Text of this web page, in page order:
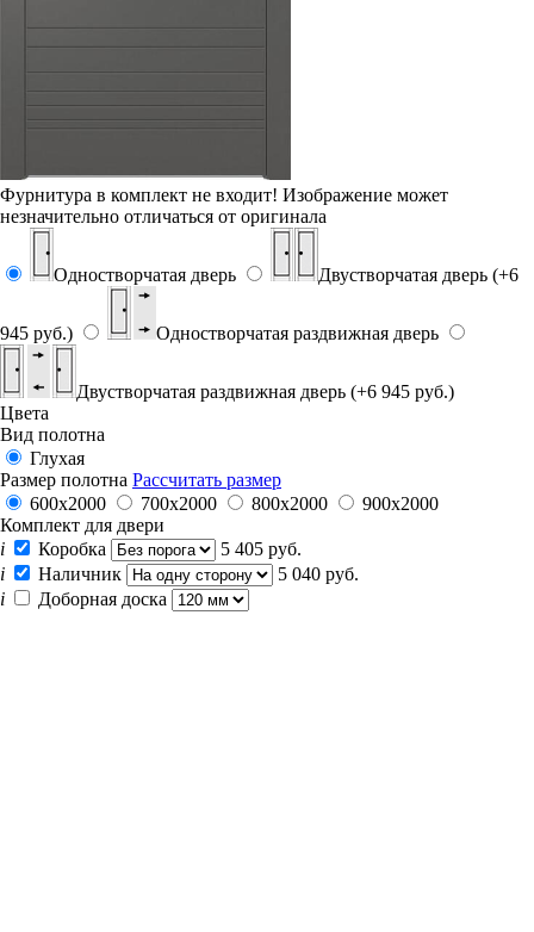
Фурнитура в комплект не входит! Изображение может
незначительно отличаться от оригинала
Одностворчатая дверь Двустворчатая дверь (+6
945 руб.) Одностворчатая раздвижная дверь
Двустворчатая раздвижная дверь (+6 945 руб.)
Цвета
Вид полотна
Глухая
Размер полотна Рассчитать размер
600x2000
700x2000 800x2000
900x2000
Комплект для двери
i
Коробка
5 405 руб.
i
Наличник
5 040 руб.
i
Доборная доска